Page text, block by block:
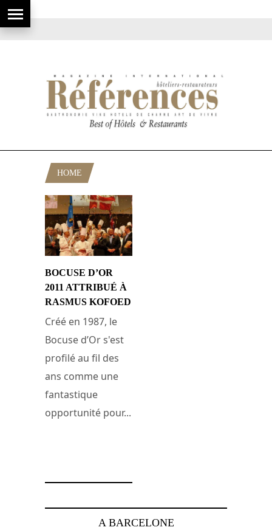
HOME
BOCUSE D’OR
2011 ATTRIBUÉ À
RASMUS KOFOED
Créé en 1987, le
Bocuse d’Or s'est
profilé au fil des
ans comme une
fantastique
opportunité pour...
A BARCELONE